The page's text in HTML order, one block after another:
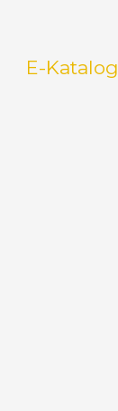
E-Katalog